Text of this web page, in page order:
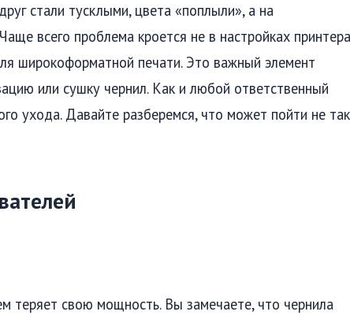
стали тусклыми, цвета «поплыли», а на
всего проблема кроется не в настройках принтера
широкоформатной печати. Это важный элемент
или сушку чернил. Как и любой ответственный
ухода. Давайте разберемся, что может пойти не так
теряет свою мощность. Вы замечаете, что чернила